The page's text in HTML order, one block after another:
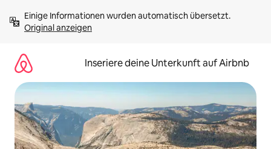
Inhalten
springenOriginal anzeigen
Inseriere deine Unterkunft auf Airbnb